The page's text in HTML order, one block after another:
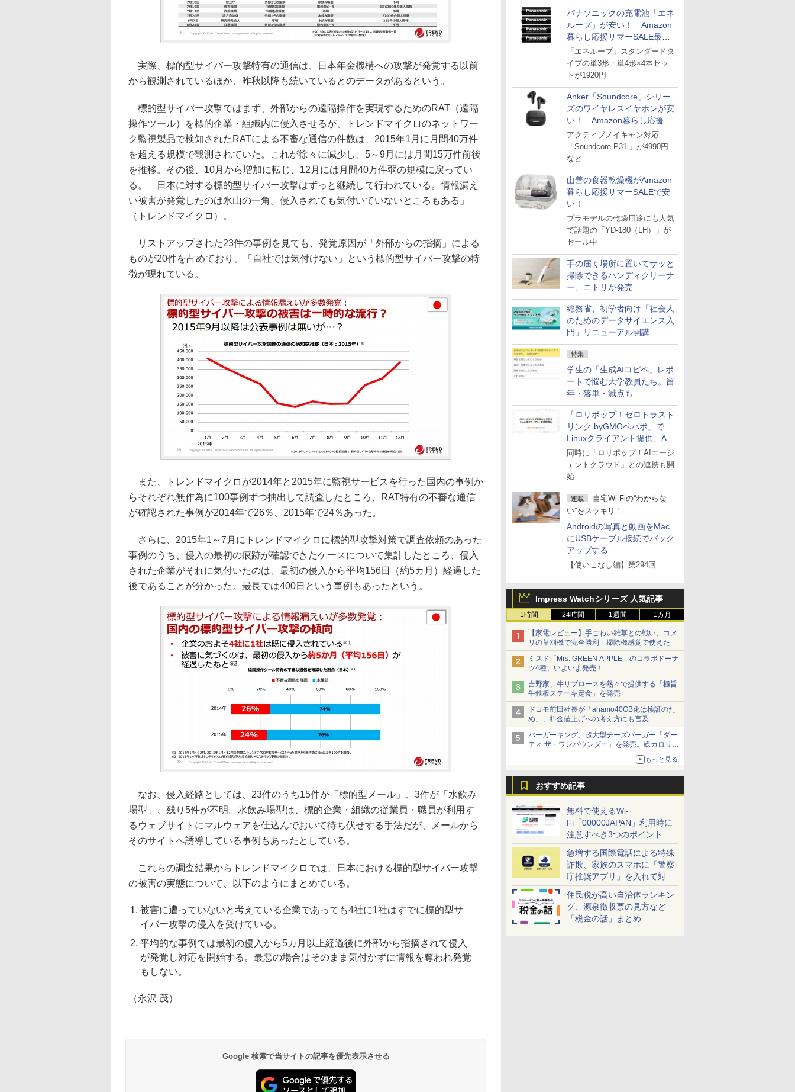
パナソニックの充電池「エネ
ループ」が安い！ Amazon
暮らし応援サマーSALE最終
日
「エネループ」スタンダードタ
イプの単3形・単4形×4本セッ
トが1920円
Anker「Soundcore」シリー
ズのワイヤレスイヤホンが安
い！ Amazon暮らし応援サ
マーSALE
アクティブノイキャン対応
「Soundcore P31i」が4990円
など
山善の食器乾燥機がAmazon
暮らし応援サマーSALEで安
い！
プラモデルの乾燥用途にも人気
で話題の「YD-180（LH）」が
セール中
手の届く場所に置いてサッと
掃除できるハンディクリーナ
ー、ニトリが発売
総務省、初学者向け「社会人
のためのデータサイエンス入
門」リニューアル開講
特集
学生の「生成AIコピペ」レポ
ートで悩む大学教員たち。留
年・落単・減点も
「ロリポップ！ゼロトラスト
リンク byGMOペパボ」で
Linuxクライアント提供、AI
エージェントの接続が容易に
同時に「ロリポップ！AIエージ
ェントクラウド」との連携も開
始
連載
自宅Wi-Fiの“わからな
い”をスッキリ！
Androidの写真と動画をMac
にUSBケーブル接続でバック
アップする
【使いこなし編】第294回
Impress Watchシリーズ 人気記事
1時間 24時間 1週間 1カ月
【家電レビュー】手ごわい雑草との戦い、コメ
リの草刈機で完全勝利 掃除機感覚で使えた
ミスド「Mrs. GREEN APPLE」のコラボドーナ
ツ4種、いよいよ発売！
吉野家、牛リブロースを熱々で提供する「極旨
牛鉄板ステーキ定食」を発売
ドコモ前田社長が「ahamo40GB化は検証のた
め」、料金値上げへの考え方にも言及
バーガーキング、超大型チーズバーガー「ダー
ティ ザ・ワンパウンダー」を発売。総カロリー
もっと見る
おすすめ記事
無料で使えるWi-
Fi「00000JAPAN」利用時に
注意すべき3つのポイント
急増する国際電話による特殊
詐欺、家族のスマホに「警察
庁推奨アプリ」を入れて対策
しよう！
住民税が高い自治体ランキン
グ、源泉徴収票の見方など
「税金の話」まとめ
実際、標的型サイバー攻撃特有の通信は、日本年金機構への攻撃が発覚する以前
から観測されているほか、昨秋以降も続いているとのデータがあるという。
標的型サイバー攻撃ではまず、外部からの遠隔操作を実現するためのRAT（遠隔
操作ツール）を標的企業・組織内に侵入させるが、トレンドマイクロのネットワー
ク監視製品で検知されたRATによる不審な通信の件数は、2015年1月に月間40万件
を超える規模で観測されていた。これが徐々に減少し、5～9月には月間15万件前後
を推移。その後、10月から増加に転じ、12月には月間40万件弱の規模に戻ってい
る。「日本に対する標的型サイバー攻撃はずっと継続して行われている。情報漏え
い被害が発覚したのは氷山の一角。侵入されても気付いていないところもある」
（トレンドマイクロ）。
リストアップされた23件の事例を見ても、発覚原因が「外部からの指摘」による
ものが20件を占めており、「自社では気付けない」という標的型サイバー攻撃の特
徴が現れている。
また、トレンドマイクロが2014年と2015年に監視サービスを行った国内の事例か
らそれぞれ無作為に100事例ずつ抽出して調査したところ、RAT特有の不審な通信
が確認された事例が2014年で26％、2015年で24％あった。
さらに、2015年1～7月にトレンドマイクロに標的型攻撃対策で調査依頼のあった
事例のうち、侵入の最初の痕跡が確認できたケースについて集計したところ、侵入
された企業がそれに気付いたのは、最初の侵入から平均156日（約5カ月）経過した
後であることが分かった。最長では400日という事例もあったという。
なお、侵入経路としては、23件のうち15件が「標的型メール」、3件が「水飲み
場型」、残り5件が不明。水飲み場型は、標的企業・組織の従業員・職員が利用す
るウェブサイトにマルウェアを仕込んでおいて待ち伏せする手法だが、メールから
そのサイトへ誘導している事例もあったとしている。
これらの調査結果からトレンドマイクロでは、日本における標的型サイバー攻撃
の被害の実態について、以下のようにまとめている。
被害に遭っていないと考えている企業であっても4社に1社はすでに標的型サ
イバー攻撃の侵入を受けている。
平均的な事例では最初の侵入から5カ月以上経過後に外部から指摘されて侵入
が発覚し対応を開始する。最悪の場合はそのまま気付かずに情報を奪われ発覚
もしない。
（永沢 茂）
Google 検索で当サイトの記事を優先表示させる